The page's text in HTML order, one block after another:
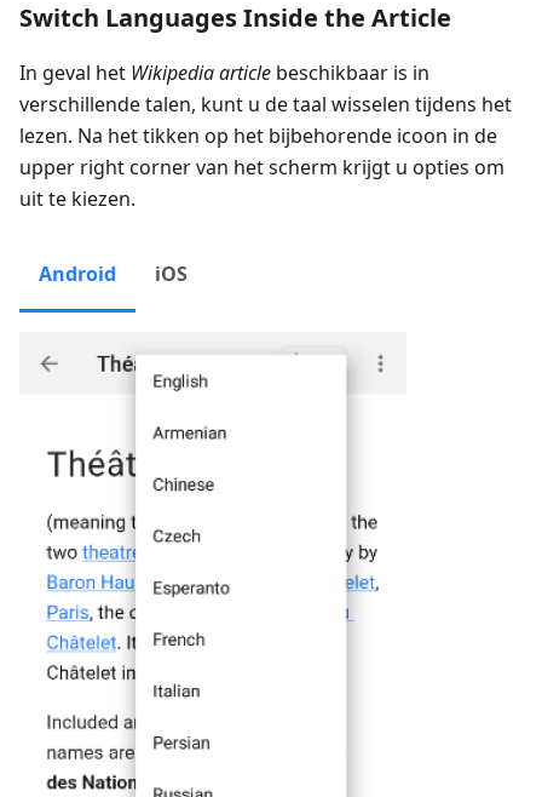
Switch Languages Inside the Article
In geval het Wikipedia article beschikbaar is in
verschillende talen, kunt u de taal wisselen tijdens het
lezen. Na het tikken op het bijbehorende icoon in de
upper right corner van het scherm krijgt u opties om
uit te kiezen.
Android iOS